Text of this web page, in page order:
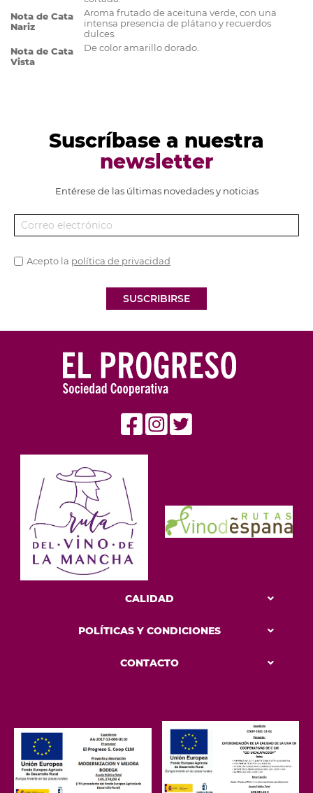
Nota de Cata
Nariz
Aroma frutado de aceituna verde, con una
intensa presencia de plátano y recuerdos
dulces.
Nota de Cata
Vista
De color amarillo dorado.
Suscríbase a nuestra
newsletter
Entérese de las últimas novedades y noticias
SUSCRIBIRSE
Acepto la política de privacidad
CALIDAD
POLÍTICAS Y CONDICIONES
CONTACTO